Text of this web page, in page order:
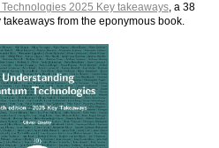
2025 Key takeaways, a 38
from the eponymous book.